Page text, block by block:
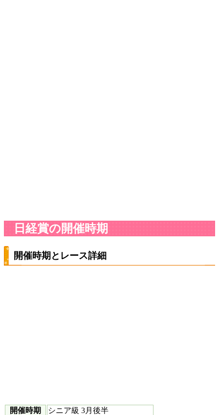
日経賞の開催時期
開催時期とレース詳細
開催時期
シニア級 3月後半